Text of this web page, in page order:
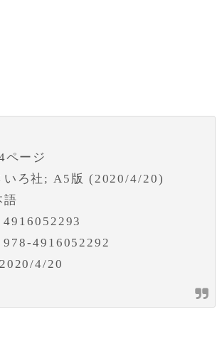
ページ
いろ社; A5版 (2020/4/20)
語
4916052292
4/20